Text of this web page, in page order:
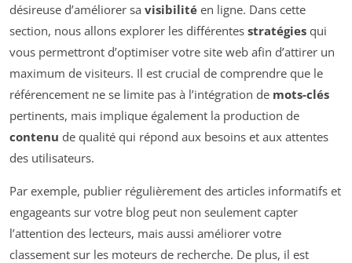
désireuse d’améliorer sa visibilité en ligne. Dans cette
section, nous allons explorer les différentes stratégies qui
vous permettront d’optimiser votre site web afin d’attirer un
maximum de visiteurs. Il est crucial de comprendre que le
référencement ne se limite pas à l’intégration de mots-clés
pertinents, mais implique également la production de
contenu de qualité qui répond aux besoins et aux attentes
des utilisateurs.
Par exemple, publier régulièrement des articles informatifs et
engageants sur votre blog peut non seulement capter
l’attention des lecteurs, mais aussi améliorer votre
classement sur les moteurs de recherche. De plus, il est